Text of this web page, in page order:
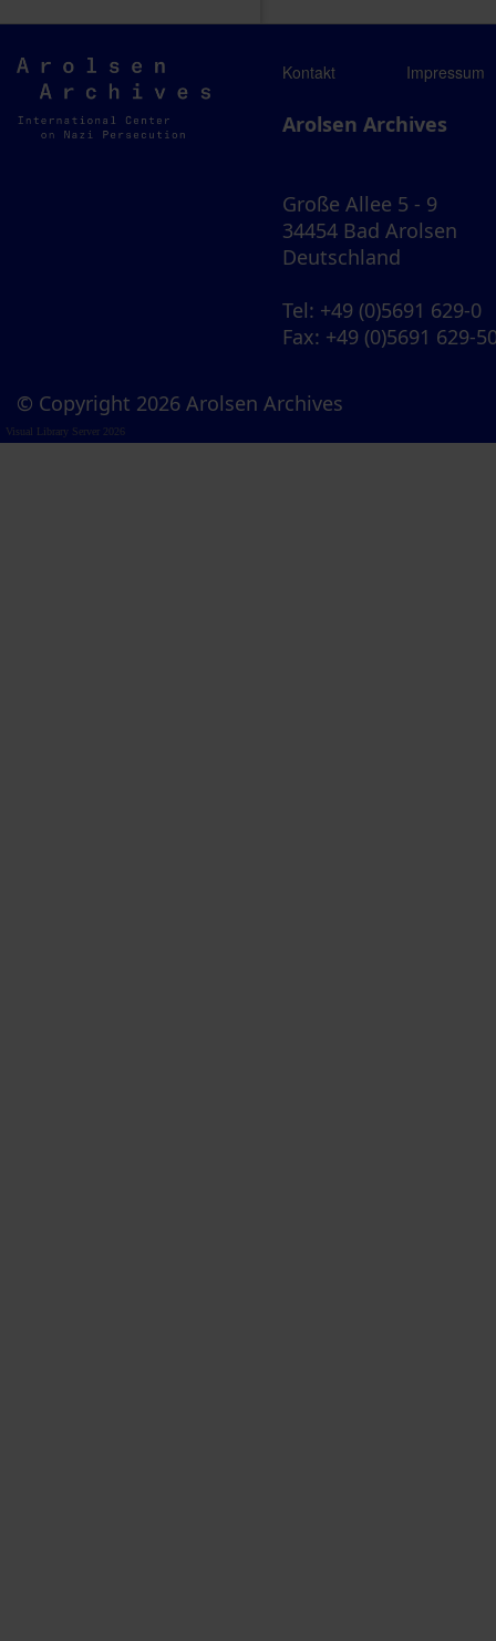
Arolsen
Archives
Kontakt Impressum
Arolsen Archives
Große Allee 5 - 9
34454 Bad Arolsen
Deutschland
Tel: +49 (0)5691 629-0
Fax: +49 (0)5691 629-
© Copyright 2026 Arolsen Archives
Visual Library Server 2026